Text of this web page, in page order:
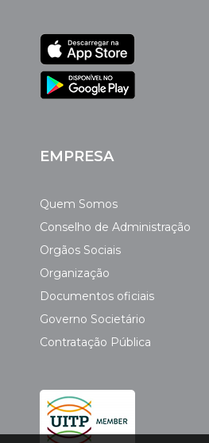
EMPRESA
Quem Somos
Conselho de Administração
Orgãos Sociais
Organização
Documentos oficiais
Governo Societário
Contratação Pública